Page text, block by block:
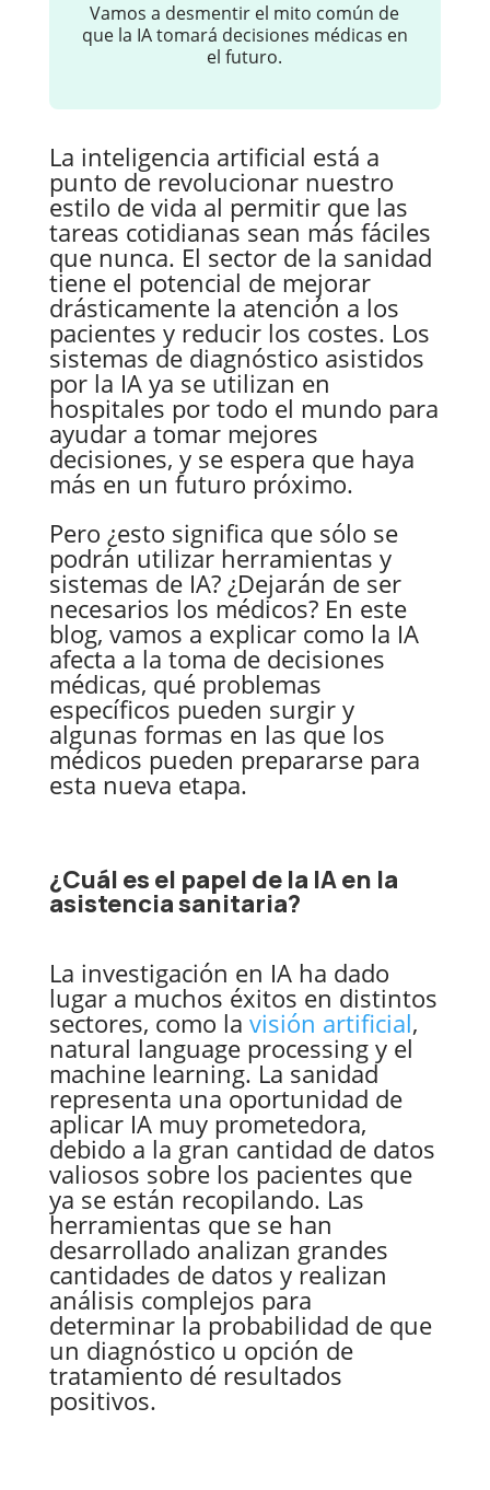
Vamos a desmentir el mito común de
que la IA tomará decisiones médicas en
el futuro.
La inteligencia artificial está a
punto de revolucionar nuestro
estilo de vida al permitir que las
tareas cotidianas sean más fáciles
que nunca. El sector de la sanidad
tiene el potencial de mejorar
drásticamente la atención a los
pacientes y reducir los costes. Los
sistemas de diagnóstico asistidos
por la IA ya se utilizan en
hospitales por todo el mundo para
ayudar a tomar mejores
decisiones, y se espera que haya
más en un futuro próximo.
Pero ¿esto significa que sólo se
podrán utilizar herramientas y
sistemas de IA? ¿Dejarán de ser
necesarios los médicos? En este
blog, vamos a explicar como la IA
afecta a la toma de decisiones
médicas, qué problemas
específicos pueden surgir y
algunas formas en las que los
médicos pueden prepararse para
esta nueva etapa.
¿Cuál es el papel de la IA en la
asistencia sanitaria?
La investigación en IA ha dado
lugar a muchos éxitos en distintos
sectores, como la visión artificial,
natural language processing y el
machine learning. La sanidad
representa una oportunidad de
aplicar IA muy prometedora,
debido a la gran cantidad de datos
valiosos sobre los pacientes que
ya se están recopilando. Las
herramientas que se han
desarrollado analizan grandes
cantidades de datos y realizan
análisis complejos para
determinar la probabilidad de que
un diagnóstico u opción de
tratamiento dé resultados
positivos.